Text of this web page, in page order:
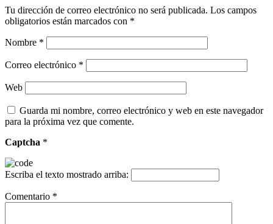
Tu dirección de correo electrónico no será publicada. Los campos
obligatorios están marcados con *
Nombre *
Correo electrónico *
Web
Guarda mi nombre, correo electrónico y web en este navegador
para la próxima vez que comente.
Captcha *
Escriba el texto mostrado arriba:
Comentario *